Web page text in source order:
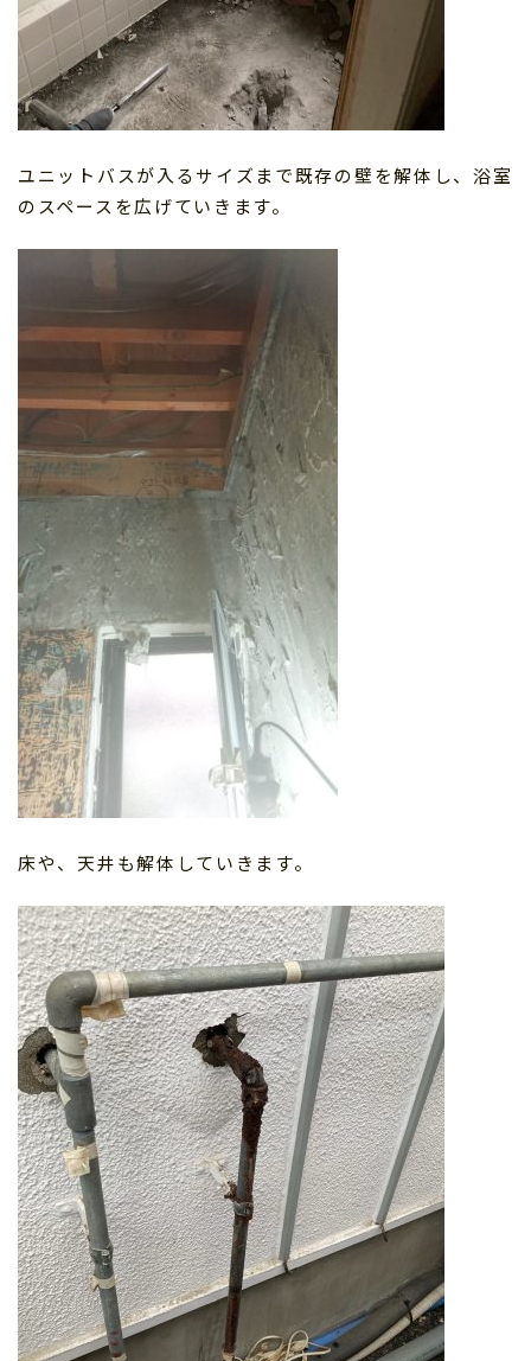
ユニットバスが入るサイズまで既存の壁を解体し、浴室
のスペースを広げていきます。
床や、天井も解体していきます。